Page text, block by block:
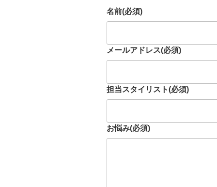
名前(必須)
メールアドレス(必須)
担当スタイリスト(必須)
お悩み(必須)